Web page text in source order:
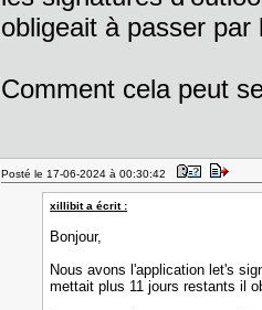
obligeait à passer
Comment cela peut
Posté le 17-06-2024 à 00:30:42
xillibit a écrit :
Bonjour,
Nous avons l'application let's
mettait plus 11 jours restants il